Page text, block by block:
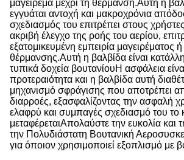
μαγείρεμα μέχρι τη θέρμανση.Αυτή η
εγγυάται αντοχή και μακροχρόνια
σχεδιασμός του επιτρέπει στους
ακριβή έλεγχο της ροής του αερίου,
εξατομικευμένη εμπειρία μαγειρέματος ή
θέρμανσης.Αυτή η βαλβίδα είναι
τυπικά δοχεία βουτανίουΗ ασφάλεια
προτεραιότητα και η βαλβίδα αυτή
μηχανισμό σφράγισης που αποτρέπει
διαρροές, εξασφαλίζοντας την ασφαλή
ελαφρύ και συμπαγές σχεδιασμό του το
μεταφέρεταιΑπολαύστε την ευκολία και
την Πολυδιάστατη Βουτανική
για όποιον χρησιμοποιεί εξοπλισμό με